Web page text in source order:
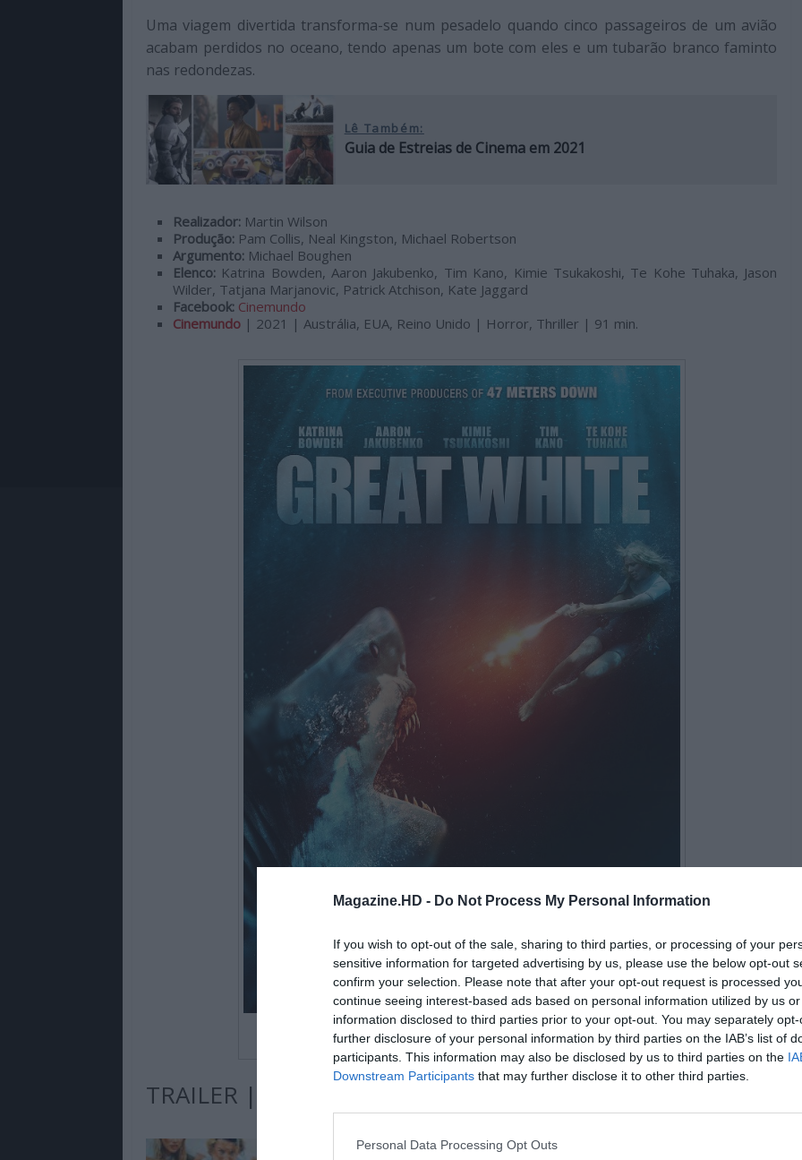
Magazine.HD - Do Not Process My Personal Information
If you wish to opt-out of the sale, sharing to third parties, or processing of your
sensitive information for targeted advertising by us, please use the below opt-out
confirm your selection. Please note that after your opt-out request is processed
continue seeing interest-based ads based on personal information utilized by us
information disclosed to third parties prior to your opt-out. You may separately
further disclosure of your personal information by third parties on the IAB’s list of
participants. This information may also be disclosed by us to third parties on the
Downstream Participants that may further disclose it to other third parties.
Personal Data Processing Opt Outs
qualidade
com
enfoque
cultura
pop.
Uma viagem divertida transforma-se num pesadelo quando cinco passageiros de um avião
acabam perdidos no oceano, tendo apenas um bote com eles e um tubarão branco faminto
nas redondezas.
Lê Também:
Guia de Estreias de Cinema em 2021
Realizador: Martin Wilson
Produção: Pam Collis, Neal Kingston, Michael Robertson
Argumento: Michael Boughen
Elenco: Katrina Bowden, Aaron Jakubenko, Tim Kano, Kimie Tsukakoshi, Te Kohe Tuhaka, Jason
Wilder, Tatjana Marjanovic, Patrick Atchison, Kate Jaggard
Facebook: Cinemundo
Cinemundo | 2021 | Austrália, EUA, Reino Unido | Horror, Thriller | 91 min.
© Thrills & Spills
TRAILER | ELE ESTÁ À SOLTA